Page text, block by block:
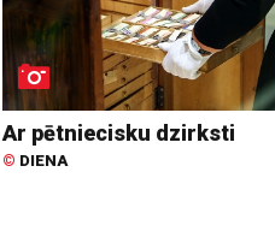
Ar pētniecisku dzirksti
© DIENA